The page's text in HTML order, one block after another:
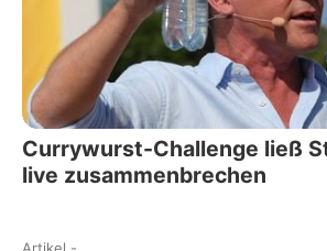
Currywurst-Challenge ließ
live zusammenbrechen